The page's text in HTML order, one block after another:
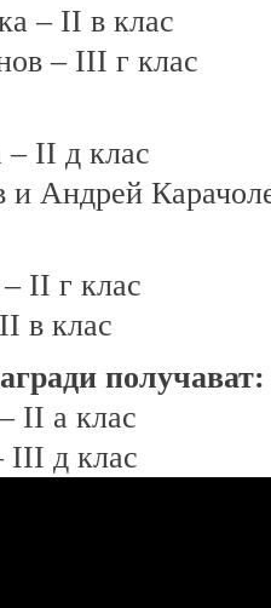
– II в клас
– III г клас
– II д клас
и Андрей
II г клас
в клас
получават:
II а клас
III д клас